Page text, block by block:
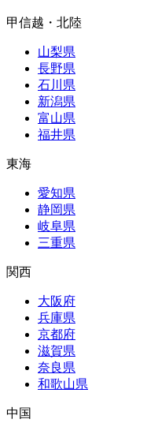
甲信越・北陸
山梨県
長野県
石川県
新潟県
富山県
福井県
東海
愛知県
静岡県
岐阜県
三重県
関西
大阪府
兵庫県
京都府
滋賀県
奈良県
和歌山県
中国